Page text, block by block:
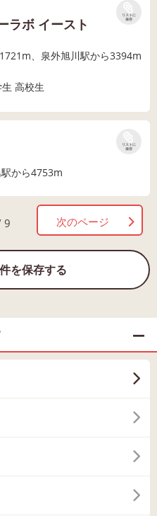
リストに
保存
ラボ イースト
、泉外旭川駅から3394m
高校生
リストに
保存
から4753m
9 次のページ
を保存する